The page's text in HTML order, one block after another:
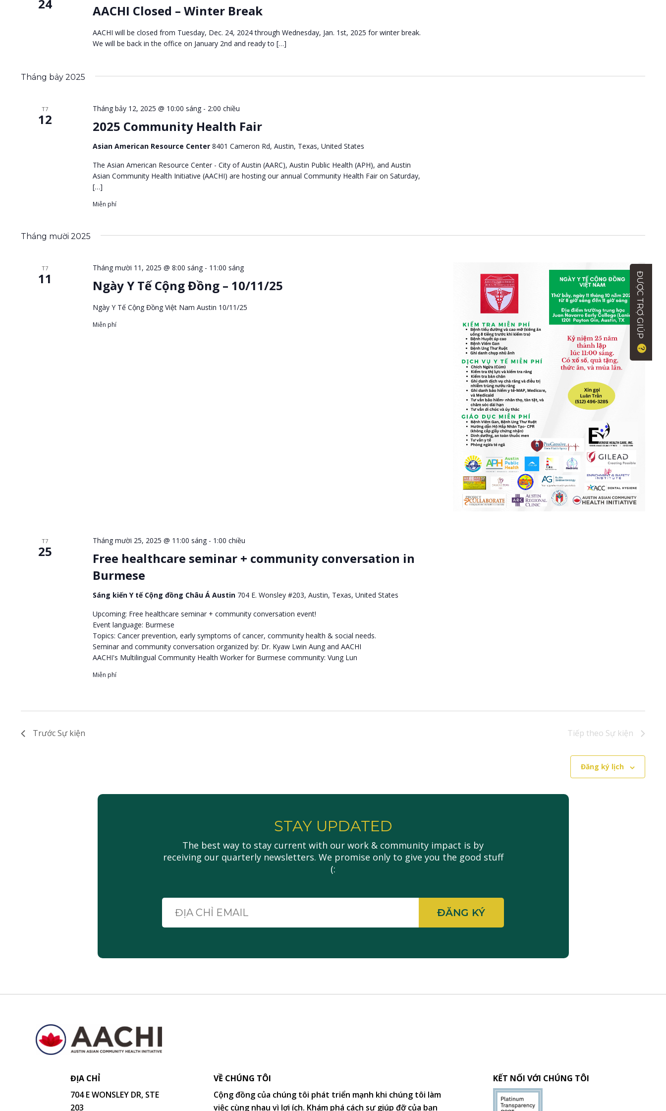
kiếm
24 AACHI Closed – Winter Break
AACHI will be closed from Tuesday, Dec. 24, 2024 through Wednesday, Jan. 1st, 2025 for winter break.
We will be back in the office on January 2nd and ready to […]
Tháng bảy 2025
T7
12 2025 Community Health Fair
Tháng bảy 12, 2025 @ 10:00 sáng - 2:00 chiều
Asian American Resource Center8401 Cameron Rd, Austin, Texas, United States
The Asian American Resource Center - City of Austin (AARC), Austin Public Health (APH), and Austin
Asian Community Health Initiative (AACHI) are hosting our annual Community Health Fair on Saturday,
[…]
Miễn phí
Tháng mười 2025
T7
11 Ngày Y Tế Cộng Đồng – 10/11/25
Tháng mười 11, 2025 @ 8:00 sáng - 11:00 sáng
Ngày Y Tế Cộng Đồng Việt Nam Austin 10/11/25
Miễn phí
T7
25
Free healthcare seminar + community conversation in
Burmese
Tháng mười 25, 2025 @ 11:00 sáng - 1:00 chiều
Sáng kiến Y tế Cộng đồng Châu Á Austin 704 E. Wonsley #203, Austin, Texas, United States
Upcoming: Free healthcare seminar + community conversation event!
Event language: Burmese
Topics: Cancer prevention, early symptoms of cancer, community health & social needs.
Seminar and community conversation organized by: Dr. Kyaw Lwin Aung and AACHI
AACHI's Multilingual Community Health Worker for Burmese community: Vung Lun
Miễn phí
TrướcSự kiện Tiếp theo Sự kiện
Đăng ký lịch
STAY UPDATED
The best way to stay current with our work & community impact is by
receiving our quarterly newsletters. We promise only to give you the good stuff
(:
ĐƯỢC TRỢ GIÚP
ĐỊA CHỈ
704 E WONSLEY DR, STE
203
VỀ CHÚNG TÔI
Cộng đồng của chúng tôi phát triển mạnh khi chúng tôi làm
việc cùng nhau vì lợi ích. Khám phá cách sự giúp đỡ của bạn
KẾT NỐI VỚI CHÚNG TÔI